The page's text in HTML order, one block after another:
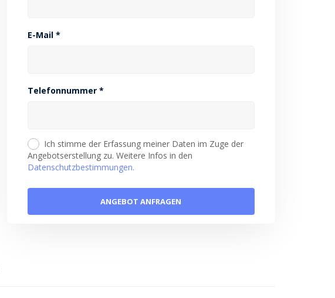
E-Mail *
Telefonnummer *
Ich stimme der Erfassung meiner Daten im Zuge der
Angebotserstellung zu. Weitere Infos in den
Datenschutzbestimmungen.